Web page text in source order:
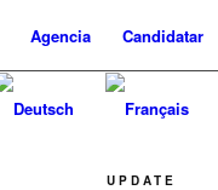
Agencia Candidatar
UPDATE